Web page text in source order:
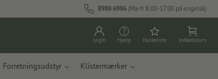
8988 6986 (Ma-fr 8.00-17.00 på engelsk)
Login Hjælp Huskeliste Indkøbskurv
Forretningsudstyr Klistermærker